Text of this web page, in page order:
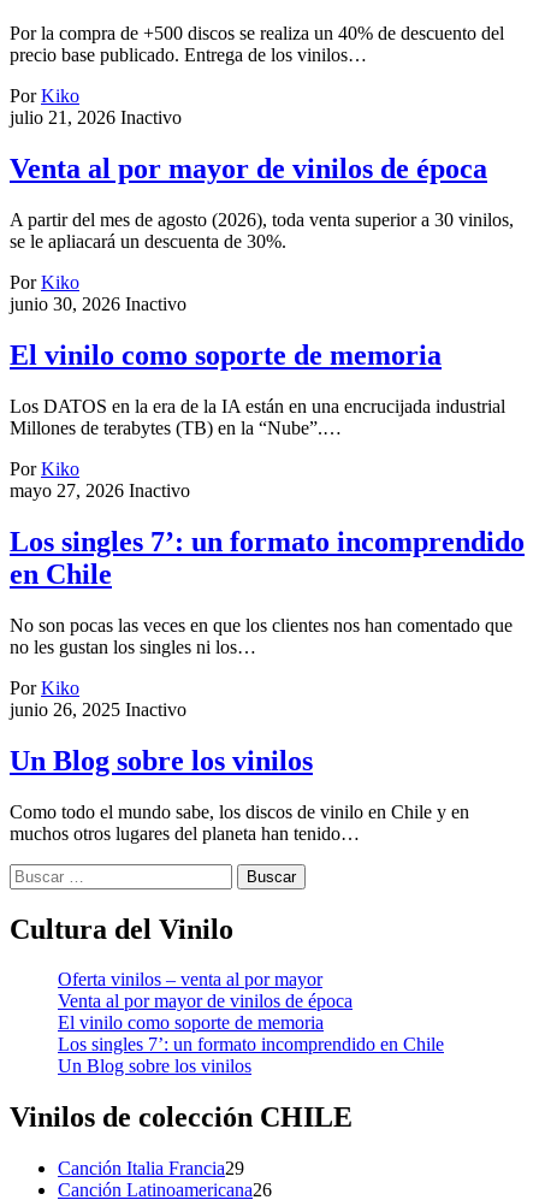
Por la compra de +500 discos se realiza un 40% de descuento del
precio base publicado. Entrega de los vinilos…
Por Kiko
julio 21, 2026 Inactivo
Venta al por mayor de vinilos de época
A partir del mes de agosto (2026), toda venta superior a 30 vinilos,
se le apliacará un descuenta de 30%.
Por Kiko
junio 30, 2026 Inactivo
El vinilo como soporte de memoria
Los DATOS en la era de la IA están en una encrucijada industrial
Millones de terabytes (TB) en la “Nube”.…
Por Kiko
mayo 27, 2026 Inactivo
Los singles 7’: un formato incomprendido
en Chile
No son pocas las veces en que los clientes nos han comentado que
no les gustan los singles ni los…
Por Kiko
junio 26, 2025 Inactivo
Un Blog sobre los vinilos
Como todo el mundo sabe, los discos de vinilo en Chile y en
muchos otros lugares del planeta han tenido…
Buscar:
Cultura del Vinilo
Oferta vinilos – venta al por mayor
Venta al por mayor de vinilos de época
El vinilo como soporte de memoria
Los singles 7’: un formato incomprendido en Chile
Un Blog sobre los vinilos
Vinilos de colección CHILE
Canción Italia Francia2929
productos
Canción Latinoamericana2626